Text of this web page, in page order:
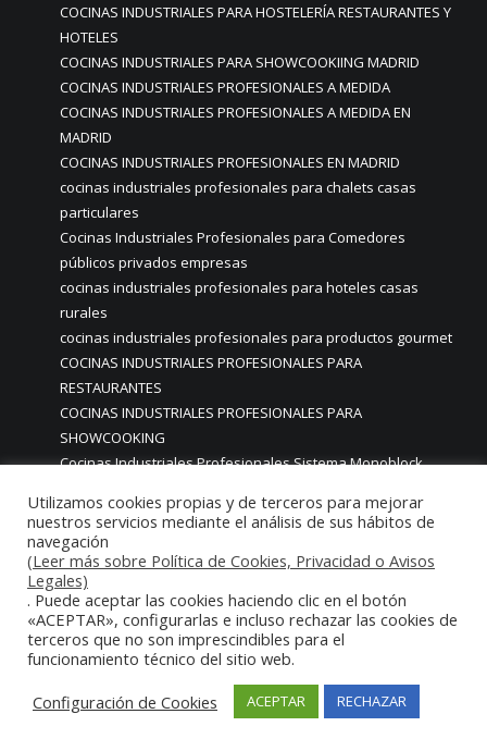
COCINAS INDUSTRIALES PARA HOSTELERÍA RESTAURANTES Y
HOTELES
COCINAS INDUSTRIALES PARA SHOWCOOKIING MADRID
COCINAS INDUSTRIALES PROFESIONALES A MEDIDA
COCINAS INDUSTRIALES PROFESIONALES A MEDIDA EN
MADRID
COCINAS INDUSTRIALES PROFESIONALES EN MADRID
cocinas industriales profesionales para chalets casas
particulares
Cocinas Industriales Profesionales para Comedores
públicos privados empresas
cocinas industriales profesionales para hoteles casas
rurales
cocinas industriales profesionales para productos gourmet
COCINAS INDUSTRIALES PROFESIONALES PARA
RESTAURANTES
COCINAS INDUSTRIALES PROFESIONALES PARA
SHOWCOOKING
Cocinas Industriales Profesionales Sistema Monoblock
COCINAS INDUSTRIALES RESTAURANTES MADRID
cocinas industriales sistema monoblock madrid
COCINAS INDUSTRIALES Y MOBILIARIO EN ACERO INOXIDABLE
ADAPTADO PARA USO EN HOGARES
COCINAS INTEGRALES DE ACERO INOXIDABLE. SALAS DE
COCINADO MODULARES ACERO INOX
COCINAS INTEGRALES EN ACERO INOXIDABLE
COCINAS INTEGRALES HOSTELERIA HORECA MADRID
COCINAS INTEGRALES HOSTELERÍA MADRID
Utilizamos cookies propias y de terceros para mejorar
nuestros servicios mediante el análisis de sus hábitos de
navegación
(Leer más sobre Política de Cookies, Privacidad o Avisos
Legales)
. Puede aceptar las cookies haciendo clic en el botón
«ACEPTAR», configurarlas e incluso rechazar las cookies de
terceros que no son imprescindibles para el
funcionamiento técnico del sitio web.
Configuración de Cookies
ACEPTAR RECHAZAR